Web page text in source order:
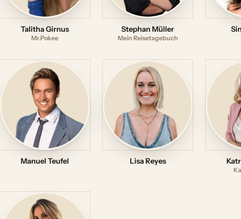
Talitha Girnus
Mr.Pokee
Stephan Müller
Mein Reisetagebuch
Manuel Teufel Lisa Reyes